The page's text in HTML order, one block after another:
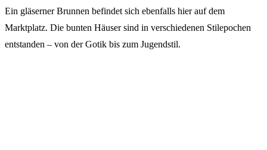
Ein gläserner Brunnen befindet sich ebenfalls hier auf dem
Marktplatz. Die bunten Häuser sind in verschiedenen Stilepochen
entstanden – von der Gotik bis zum Jugendstil.